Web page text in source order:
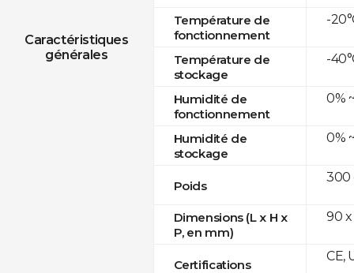
Caractéristiques
générales
Température de
fonctionnement
Température de
stockage
Humidité de
fonctionnement
Humidité de
stockage
Poids
Dimensions (L x H x
P, en mm)
Certifications
-
-
0%
0%
300
90 x
CE,